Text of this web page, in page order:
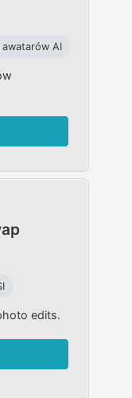
AI
edits.